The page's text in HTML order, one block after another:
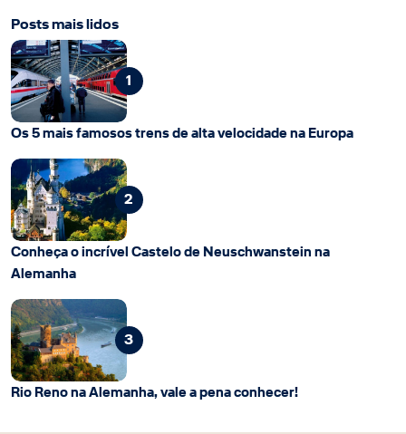
Posts mais lidos
1
Os 5 mais famosos trens de alta velocidade na Europa
2
Conheça o incrível Castelo de Neuschwanstein na
Alemanha
3
Rio Reno na Alemanha, vale a pena conhecer!